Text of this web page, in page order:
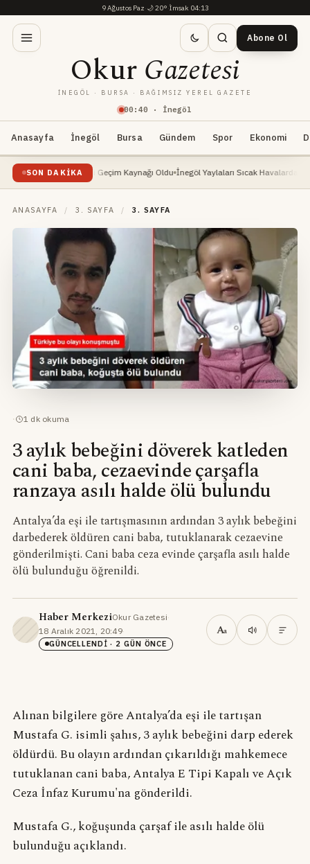
9 Ağustos Paz·🌙20°·İmsak 04:13
00 : 40 · İnegöl
OkurGazetesi
İNEGÖL · BURSA · BAĞIMSIZ YEREL GAZETE
Abone Ol
Anasayfa İnegöl Bursa Gündem Spor Ekonomi
SON DAKIKA
Yeni Geçim Kaynağı Oldu İnegöl Yaylaları Sıcak Havalarda Doğa
ANASAYFA / 3. SAYFA / 3. SAYFA
· 1 dk okuma
3 aylık bebeğini döverek katleden
cani baba, cezaevinde çarşafla
ranzaya asılı halde ölü bulundu
Antalya’da eşi ile tartışmasının ardından 3 aylık bebeğini
darbederek öldüren cani baba, tutuklanarak cezaevine
gönderilmişti. Cani baba ceza evinde çarşafla asılı halde
ölü bulunduğu öğrenildi.
Haber MerkeziOkur Gazetesi·
18 Aralık 2021, 20:49·
GÜNCELLENDI · 2 GÜN ÖNCE
Aa
Alınan bilgilere göre Antalya’da eşi ile tartışan
Mustafa G. isimli şahıs, 3 aylık bebeğini darp ederek
öldürdü. Bu olayın ardından çıkarıldığı mahkemece
tutuklanan cani baba, Antalya E Tipi Kapalı ve Açık
Ceza İnfaz Kurumu'na gönderildi.
Mustafa G., koğuşunda çarşaf ile asılı halde ölü
bulunduğu açıklandı.